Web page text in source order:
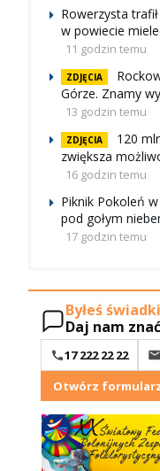
Rowerzysta
w powiecie
11 godzin temu
ZDJĘCIA
Górze. Znamy
13 godzin temu
ZDJĘCIA
120
zwiększa
16 godzin temu
Piknik Pokoleń
pod gołym
17 godzin temu
Byłeś
Daj nam
17 222 22 22
Otwórz